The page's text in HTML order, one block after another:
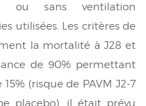
ou sans ventilation
utilisées. Les critères de
la mortalité à J28 et
de 90% permettant
(risque de PAVM J2-7
placebo), il était prévu